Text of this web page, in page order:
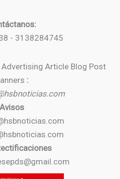
- 3138284745
Article Blog Post
:
Avisos